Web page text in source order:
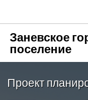
Заневское
поселение
Проект